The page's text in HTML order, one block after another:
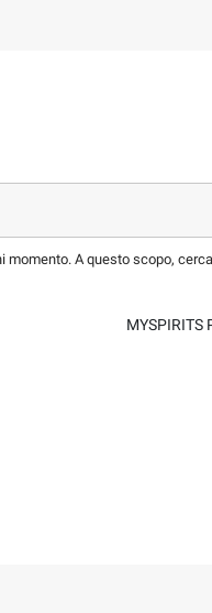
momento. A questo scopo,
MYSPIRITS